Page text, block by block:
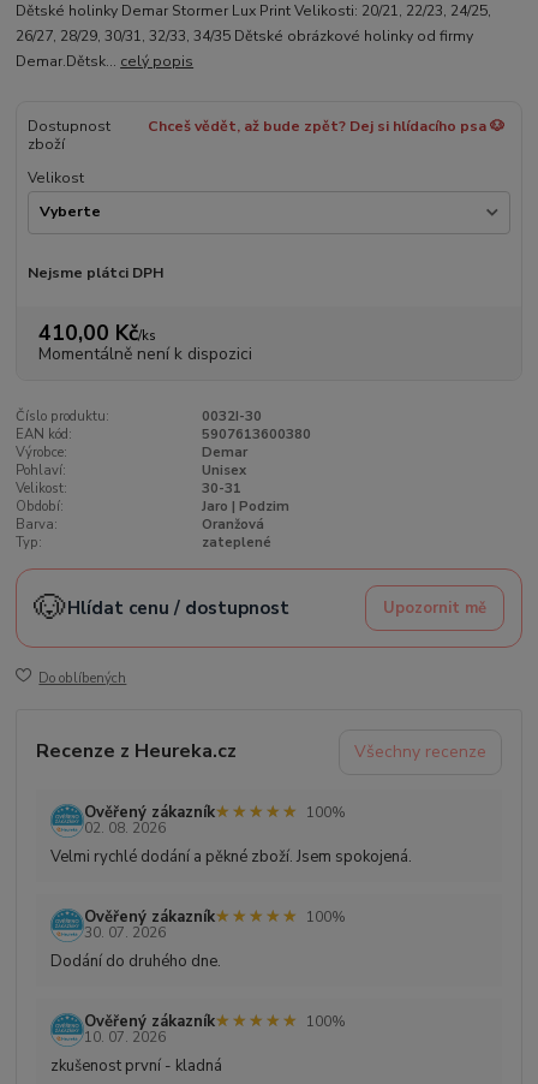
Dětské holinky Demar Stormer Lux Print Velikosti: 20/21, 22/23, 24/25,
26/27, 28/29, 30/31, 32/33, 34/35 Dětské obrázkové holinky od firmy
Demar.Dětsk... celý popis
Dostupnost
zboží
Chceš vědět, až bude zpět? Dej si hlídacího psa 🐶
Velikost
Nejsme plátci DPH
410,00 Kč/ks
Momentálně není k dispozici
Číslo produktu:
0032I-30
EAN kód:
5907613600380
Výrobce:
Demar
Pohlaví:
Unisex
Velikost:
30-31
Období:
Jaro | Podzim
Barva:
Oranžová
Typ:
zateplené
🐶Hlídat cenu / dostupnost Upozornit mě
Do oblíbených
Recenze z Heureka.cz Všechny recenze
Ověřený zákazník★★★★★
★★★★★
100%
02. 08. 2026
Velmi rychlé dodání a pěkné zboží. Jsem spokojená.
Ověřený zákazník★★★★★
★★★★★
100%
30. 07. 2026
Dodání do druhého dne.
Ověřený zákazník★★★★★
★★★★★
100%
10. 07. 2026
zkušenost první - kladná